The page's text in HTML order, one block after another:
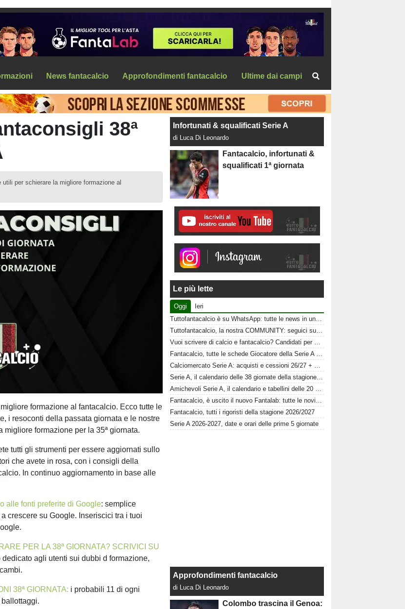
News fantacalcio Approfondimenti fantacalcio Ultime dai campi
38ª
per schierare la migliore formazione al
formazione al fantacalcio. Ecco tutte le
i resoconti della passata giornata e le nostre
migliore formazione per la 35ª giornata.
tutti gli strumenti per essere aggiornati sullo
che avete in rosa, con i consigli della
In continuo aggiornamento in base alle
alle fonti preferite di Google: semplice
crescere su Google. Inseriscici tra i tuoi
PER LA 38ª GIORNATA? SCRIVICI SU
dedicato agli utenti sui dubbi d formazione,
38ª GIORNATA: i probabili 11 di ogni
Infortunati & squalificati Serie A
di Luca Di Leonardo
Fantacalcio, infortunati &
squalificati 1ª giornata
Le più lette
Oggi
Ieri
Tuttofantacalcio è su WhatsApp: tutte le news in un click
Tuttofantacalcio, la nostra COMMUNITY: seguici sui nostri canali social
Vuoi scrivere di calcio e fantacalcio? Candidati per Tuttofantacalcio
Fantacalcio, tutte le schede Giocatore della Serie A 26-27
Calciomercato Serie A: acquisti e cessioni 26/27 + schede al fantacalcio
Serie A, il calendario delle 38 giornate della stagione 2026-2027
Amichevoli Serie A, il calendario e tabellini delle 20 squadre
Fantacalcio, è uscito il nuovo Fantalab: tutte le novità 2026-2027
Fantacalcio, tutti i rigoristi della stagione 2026/2027
Serie A 2026-2027, date e orari delle prime 5 giornate
Approfondimenti fantacalcio
di Luca Di Leonardo
Colombo trascina il Genoa: